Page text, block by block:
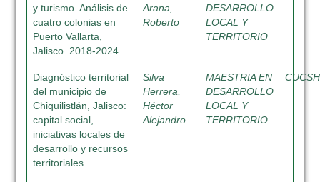
y turismo. Análisis de
cuatro colonias en
Puerto Vallarta,
Jalisco. 2018-2024.
Arana,
Roberto
DESARROLLO
LOCAL Y
TERRITORIO
Diagnóstico territorial
del municipio de
Chiquilistlán, Jalisco:
capital social,
iniciativas locales de
desarrollo y recursos
territoriales.
Silva
Herrera,
Héctor
Alejandro
MAESTRIA EN
DESARROLLO
LOCAL Y
TERRITORIO
CUCSH